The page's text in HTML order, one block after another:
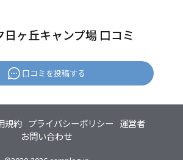
日ヶ丘キャンプ場 口コミ
口コミを投稿する
規約 プライバシーポリシー 運営者
お問い合わせ